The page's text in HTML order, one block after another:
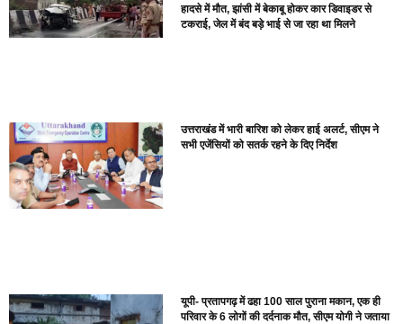
हादसे में मौत, झांसी में बेकाबू होकर कार डिवाइडर से
टकराई, जेल में बंद बड़े भाई से जा रहा था मिलने
उत्तराखंड में भारी बारिश को लेकर हाई अलर्ट, सीएम ने
सभी एजेंसियों को सतर्क रहने के दिए निर्देश
यूपी- प्रतापगढ़ में ढहा 100 साल पुराना मकान, एक ही
परिवार के 6 लोगों की दर्दनाक मौत, सीएम योगी ने जताया